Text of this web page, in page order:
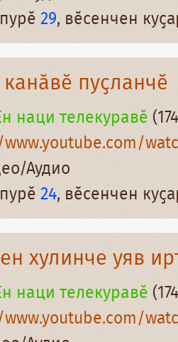
29, вӗсенчен
пуҫланчӗ
наци телекуравӗ
Аудио
24, вӗсенчен
хулинче уяв
наци телекуравӗ